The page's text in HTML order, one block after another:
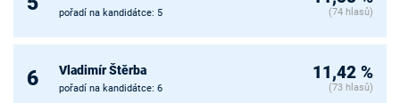
pořadí na kandidátce: 5 (74 hlasů)
6 Vladimír Štěrba
pořadí na kandidátce: 6
11,42 %
(73 hlasů)